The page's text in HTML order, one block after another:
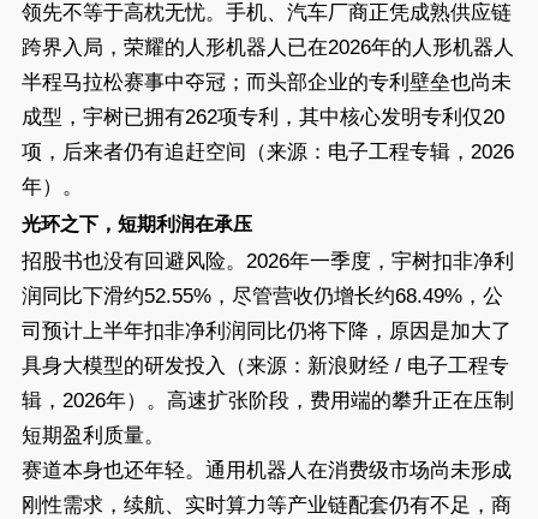
领先不等于高枕无忧。手机、汽车厂商正凭成熟供应链
跨界入局，荣耀的人形机器人已在2026年的人形机器人
半程马拉松赛事中夺冠；而头部企业的专利壁垒也尚未
成型，宇树已拥有262项专利，其中核心发明专利仅20
项，后来者仍有追赶空间（来源：电子工程专辑，2026
年）。
光环之下，短期利润在承压
招股书也没有回避风险。2026年一季度，宇树扣非净利
润同比下滑约52.55%，尽管营收仍增长约68.49%，公
司预计上半年扣非净利润同比仍将下降，原因是加大了
具身大模型的研发投入（来源：新浪财经 / 电子工程专
辑，2026年）。高速扩张阶段，费用端的攀升正在压制
短期盈利质量。
赛道本身也还年轻。通用机器人在消费级市场尚未形成
刚性需求，续航、实时算力等产业链配套仍有不足，商